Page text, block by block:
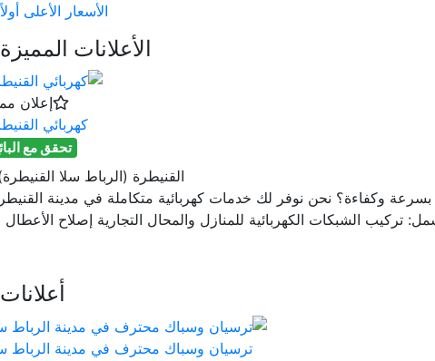
الأسعار الأعلى أولاً
الأعلانات المميزة
إعلان
كهربائي
تحقق مع
القنيطرة (الرباط سلا
وكفاءة؟ نحن نوفر لك خدمات كهربائية متكاملة في مدينة
تركيب الشبكات الكهربائية للمنازل والمحال التجارية إصلاح الأعطال
أعلانات
ترسيان وسباك محترف في مدينة الرباط